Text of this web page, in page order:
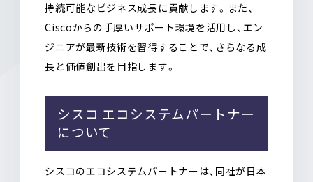
持続可能なビジネス成長に貢献します。また、
Ciscoからの手厚いサポート環境を活用し、エン
ジニアが最新技術を習得することで、さらなる成
長と価値創出を目指します。
シスコ エコシステムパートナー
について
シスコのエコシステムパートナーは、同社が日本